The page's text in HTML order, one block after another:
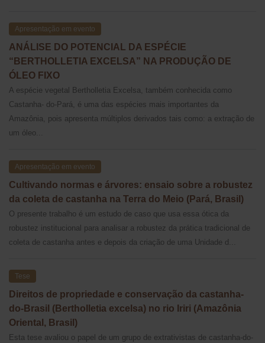
Apresentação em evento
ANÁLISE DO POTENCIAL DA ESPÉCIE
“BERTHOLLETIA EXCELSA” NA PRODUÇÃO DE
ÓLEO FIXO
A espécie vegetal Bertholletia Excelsa, também conhecida como
Castanha- do-Pará, é uma das espécies mais importantes da
Amazônia, pois apresenta múltiplos derivados tais como: a extração de
um óleo...
Apresentação em evento
Cultivando normas e árvores: ensaio sobre a robustez
da coleta de castanha na Terra do Meio (Pará, Brasil)
O presente trabalho é um estudo de caso que usa essa ótica da
robustez institucional para analisar a robustez da prática tradicional de
coleta de castanha antes e depois da criação de uma Unidade d...
Tese
Direitos de propriedade e conservação da castanha-
do-Brasil (Bertholletia excelsa) no rio Iriri (Amazônia
Oriental, Brasil)
Esta tese avaliou o papel de um grupo de extrativistas de castanha-do-